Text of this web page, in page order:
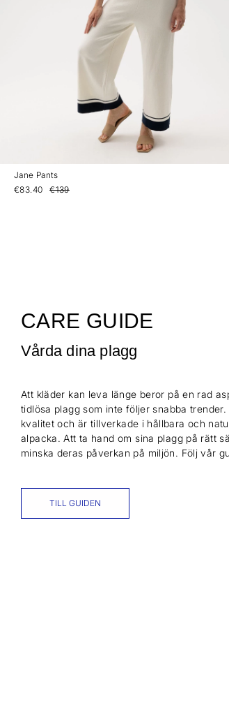
Jane Pants
€83.40
€139
CARE GUIDE
Vårda dina plagg
Att kläder kan leva länge beror på en rad
tidlösa plagg som inte följer snabba
kvalitet och är tillverkade i hållbara och
alpacka. Att ta hand om sina plagg på rätt
minska deras påverkan på miljön. Följ vår
TILL GUIDEN